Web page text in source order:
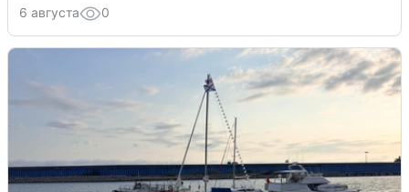
6 августа 0